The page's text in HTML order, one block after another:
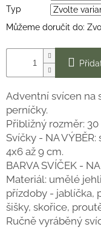
Přihlášení
Typ
Můžeme doručit do:
Adventní svícen na
perníčky.
Přibližný rozměr:
Svíčky - NA
4x6 až 9 cm.
BARVA SVÍČEK -
Materiál: umělé
přízdoby - jablíčka,
šišky, skořice,
Ručně vyráběný